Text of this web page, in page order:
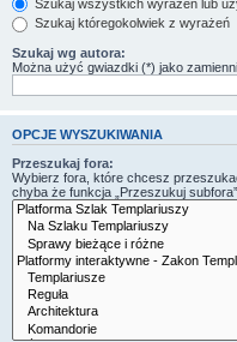
Szukaj wszystkich wyrażeń lub
Szukaj któregokolwiek z wyrażeń
Szukaj wg autora:
Można użyć gwiazdki (*) jako
OPCJE WYSZUKIWANIA
Przeszukaj fora:
Wybierz fora, które chcesz
chyba że funkcja „Przeszukuj